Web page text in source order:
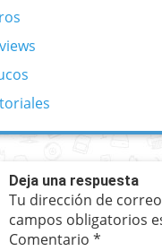
Deja una respuesta
Tu dirección de
campos obligatorios
Comentario *